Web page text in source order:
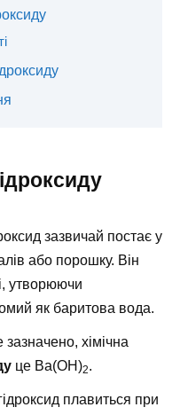
зазвичай постає у
або порошку. Він
утворюючи
як баритова вода.
хімічна
це Ba(OH)2.
плавиться при